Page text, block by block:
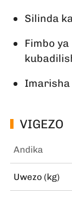
Silinda
Fimbo
Imarisha
VIGEZO
Andika
Uwezo (kg)